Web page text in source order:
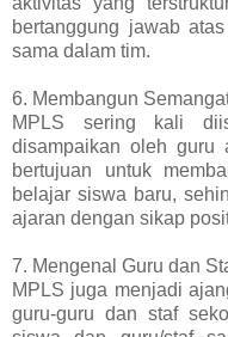
bertanggung jawab
sama dalam tim.
6. Membangun
MPLS sering kali
disampaikan oleh guru
bertujuan untuk
belajar siswa baru,
ajaran dengan sikap
7. Mengenal Guru dan
MPLS juga menjadi
guru-guru dan staf